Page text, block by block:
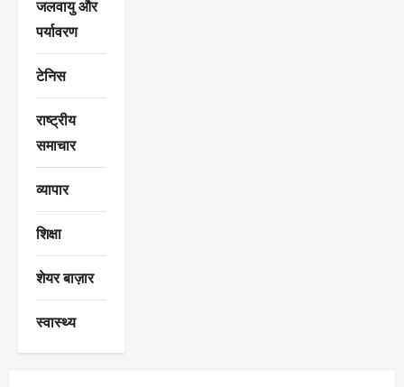
जलवायु और
पर्यावरण
टेनिस
राष्ट्रीय
समाचार
व्यापार
शिक्षा
शेयर बाज़ार
स्वास्थ्य